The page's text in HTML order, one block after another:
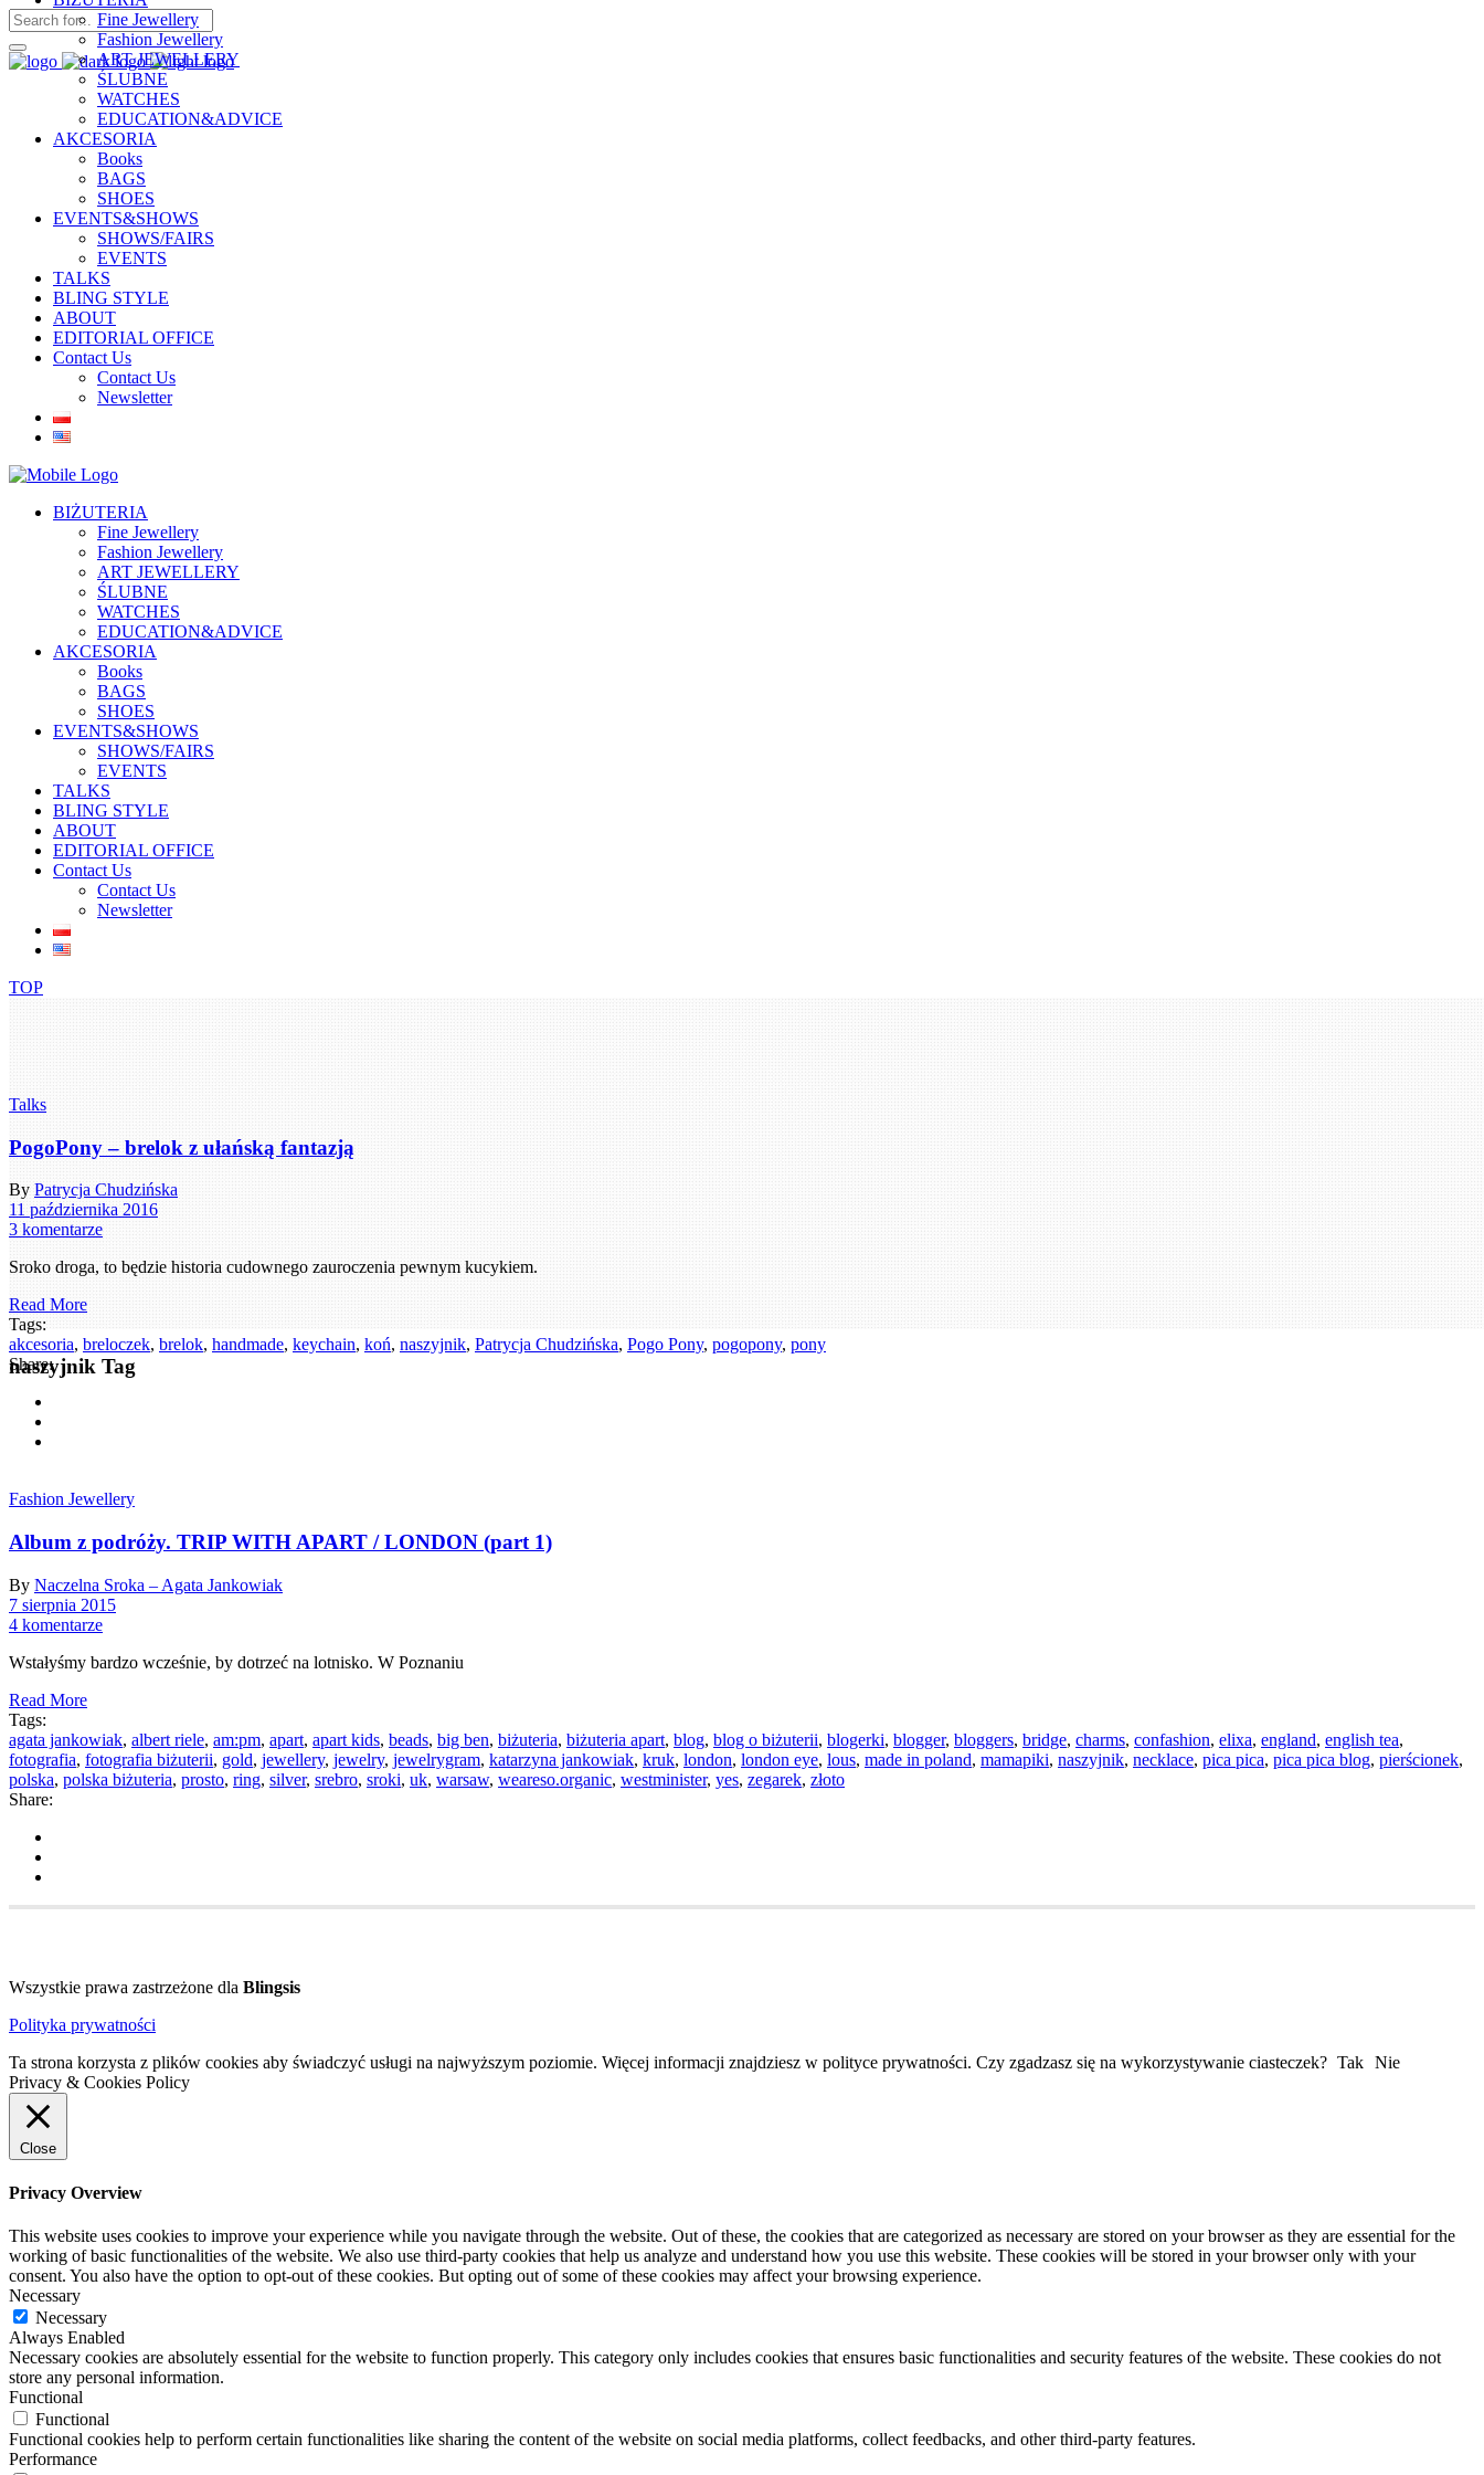
Fine Jewellery
Fashion Jewellery
ART JEWELLERY
ŚLUBNE
WATCHES
EDUCATION&ADVICE
AKCESORIA
Books
BAGS
SHOES
EVENTS&SHOWS
SHOWS/FAIRS
EVENTS
TALKS
BLING STYLE
ABOUT
EDITORIAL OFFICE
Contact Us
Contact Us
Newsletter
BIŻUTERIA
Fine Jewellery
Fashion Jewellery
ART JEWELLERY
ŚLUBNE
WATCHES
EDUCATION&ADVICE
AKCESORIA
Books
BAGS
SHOES
EVENTS&SHOWS
SHOWS/FAIRS
EVENTS
TALKS
BLING STYLE
ABOUT
EDITORIAL OFFICE
Contact Us
Contact Us
Newsletter
TOP
naszyjnik Tag
Talks
PogoPony – brelok z ułańską fantazją
By Patrycja Chudzińska
11 października 2016
3 komentarze
Sroko droga, to będzie historia cudownego zauroczenia pewnym kucykiem.
Read More
Tags:
akcesoria, breloczek, brelok, handmade, keychain, koń, naszyjnik, Patrycja Chudzińska, Pogo Pony, pogopony, pony
Share:
Fashion Jewellery
Album z podróży. TRIP WITH APART / LONDON (part 1)
By Naczelna Sroka – Agata Jankowiak
7 sierpnia 2015
4 komentarze
Wstałyśmy bardzo wcześnie, by dotrzeć na lotnisko. W Poznaniu
Read More
Tags:
agata jankowiak, albert riele, am:pm, apart, apart kids, beads, big ben, biżuteria, biżuteria apart, blog, blog o biżuterii, blogerki, blogger, bloggers, bridge, charms, confashion, elixa, england, english tea,
fotografia, fotografia biżuterii, gold, jewellery, jewelry, jewelrygram, katarzyna jankowiak, kruk, london, london eye, lous, made in poland, mamapiki, naszyjnik, necklace, pica pica, pica pica blog, pierścionek,
polska, polska biżuteria, prosto, ring, silver, srebro, sroki, uk, warsaw, weareso.organic, westminister, yes, zegarek, złoto
Share:
Wszystkie prawa zastrzeżone dla Blingsis
Polityka prywatności
Ta strona korzysta z plików cookies aby świadczyć usługi na najwyższym poziomie. Więcej informacji znajdziesz w polityce prywatności. Czy zgadzasz się na wykorzystywanie ciasteczek? Tak Nie
Privacy & Cookies Policy
Close
Privacy Overview
This website uses cookies to improve your experience while you navigate through the website. Out of these, the cookies that are categorized as necessary are stored on your browser as they are essential for the
working of basic functionalities of the website. We also use third-party cookies that help us analyze and understand how you use this website. These cookies will be stored in your browser only with your
consent. You also have the option to opt-out of these cookies. But opting out of some of these cookies may affect your browsing experience.
Necessary
Necessary
Always Enabled
Necessary cookies are absolutely essential for the website to function properly. This category only includes cookies that ensures basic functionalities and security features of the website. These cookies do not
store any personal information.
Functional
Functional
Functional cookies help to perform certain functionalities like sharing the content of the website on social media platforms, collect feedbacks, and other third-party features.
Performance